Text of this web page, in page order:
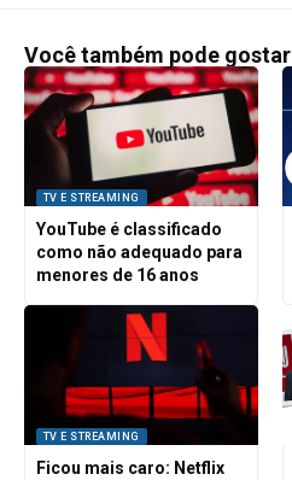
Você também pode gostar
TV E STREAMING
YouTube é classificado
como não adequado para
menores de 16 anos
TV E STREAMING
Ficou mais caro: Netflix